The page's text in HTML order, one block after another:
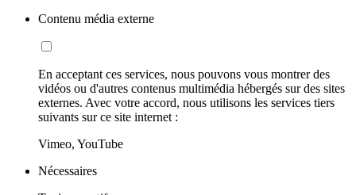
Contenu média externe
En acceptant ces services, nous pouvons vous montrer des
vidéos ou d'autres contenus multimédia hébergés sur des sites
externes. Avec votre accord, nous utilisons les services tiers
suivants sur ce site internet :
Vimeo, YouTube
Nécessaires